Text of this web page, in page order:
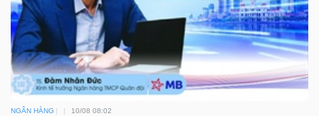
NGÂN HÀNG 10/08 08:02